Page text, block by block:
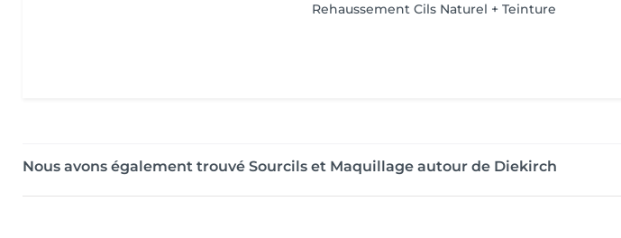
Rehaussement Cils Naturel + Teinture
Nous avons également trouvé Sourcils et Maquillage autour de Diekirch